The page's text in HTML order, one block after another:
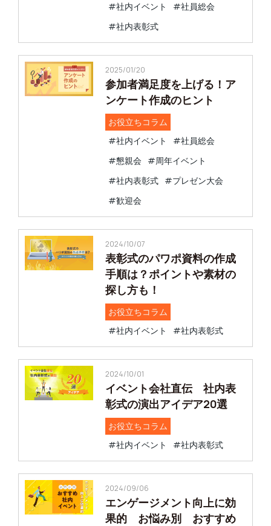
#社内イベント
#社員総会
#社内表彰式
2025/01/20
参加者満足度を上げる！ア
ンケート作成のヒント
お役立ちコラム
#社内イベント
#社員総会
#懇親会 #周年イベント
#社内表彰式 #プレゼン大会
#歓迎会
2024/10/07
表彰式のパワポ資料の作成
手順は？ポイントや素材の
探し方も！
お役立ちコラム
#社内イベント
#社内表彰式
2024/10/01
イベント会社直伝 社内表
彰式の演出アイデア20選
お役立ちコラム
#社内イベント
#社内表彰式
2024/09/06
エンゲージメント向上に効
果的 お悩み別 おすすめ